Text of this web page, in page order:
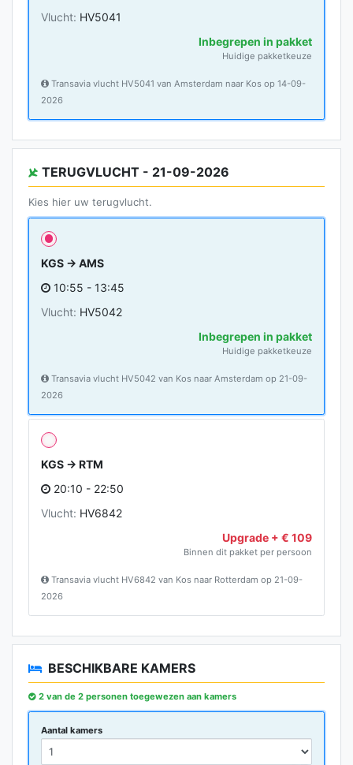
Vlucht: HV5041
Inbegrepen in pakket
Huidige pakketkeuze
Transavia vlucht HV5041 van Amsterdam naar Kos op 14-09-
2026
TERUGVLUCHT - 21-09-2026
Kies hier uw terugvlucht.
KGS → AMS
10:55 - 13:45
Vlucht: HV5042
Inbegrepen in pakket
Huidige pakketkeuze
Transavia vlucht HV5042 van Kos naar Amsterdam op 21-09-
2026
KGS → RTM
20:10 - 22:50
Vlucht: HV6842
Upgrade + € 109
Binnen dit pakket per persoon
Transavia vlucht HV6842 van Kos naar Rotterdam op 21-09-
2026
BESCHIKBARE KAMERS
2 van de 2 personen toegewezen aan kamers
Aantal kamers